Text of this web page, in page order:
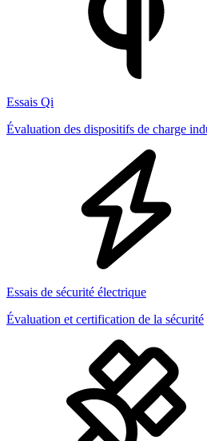
Essais Qi
Évaluation des dispositifs de charge
Essais de sécurité électrique
Évaluation et certification de la sécurité